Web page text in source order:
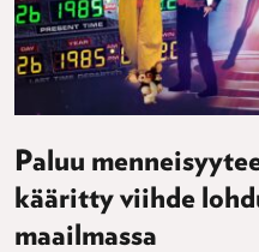
Paluu
kääritty viihde
maailmassa